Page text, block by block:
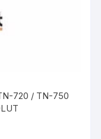
720 / TN-750